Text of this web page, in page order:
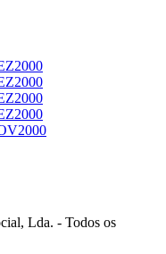
Lda. - Todos os